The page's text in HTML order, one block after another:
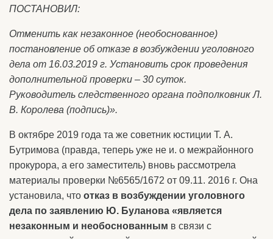
ПОСТАНОВИЛ:
Отменить как незаконное (необоснованное)
постановление об отказе в возбуждении уголовного
дела от 16.03.2019 г. Установить срок проведения
дополнительной проверки – 30 суток.
Руководитель следственного органа подполковник Л.
В. Королева (подпись)».
В октябре 2019 года та же советник юстиции Т. А.
Бутримова (правда, теперь уже не и. о межрайонного
прокурора, а его заместитель) вновь рассмотрела
материалы проверки №6565/1672 от 09.11. 2016 г. Она
установила, что отказ в возбуждении уголовного
дела по заявлению Ю. Буланова «является
незаконным и необоснованным в связи с